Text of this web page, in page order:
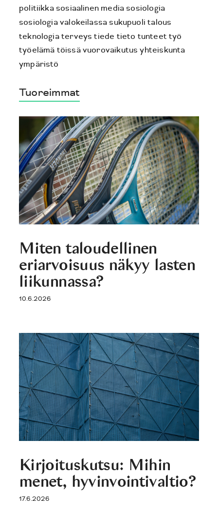
politiikka sosiaalinen media sosiologia
sosiologia valokeilassa sukupuoli talous
teknologiaterveys tiede tieto tunteet työ
työelämä töissä vuorovaikutus yhteiskunta
ympäristö
Tuoreimmat
Miten taloudellinen
eriarvoisuus näkyy lasten
liikunnassa?
10.6.2026
Kirjoituskutsu: Mihin
menet, hyvinvointivaltio?
17.6.2026